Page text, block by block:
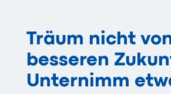
Träum nicht
besseren
Unternimm